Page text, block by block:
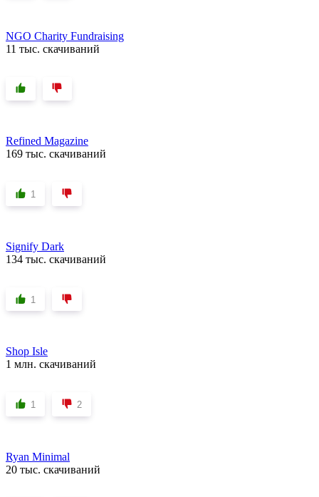
NGO Charity Fundraising
11 тыс. скачиваний
Refined Magazine
169 тыс. скачиваний
1
Signify Dark
134 тыс. скачиваний
1
Shop Isle
1 млн. скачиваний
1 2
Ryan Minimal
20 тыс. скачиваний